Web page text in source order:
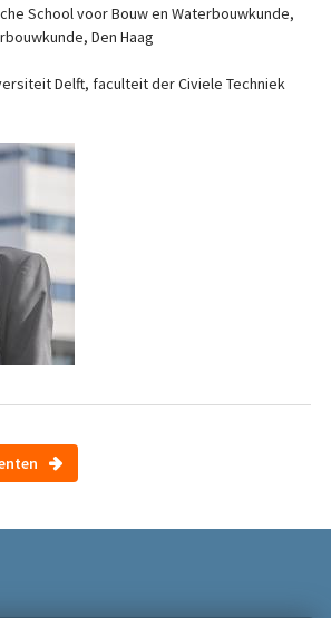
School voor Bouw en Waterbouwkunde,
Den Haag
Delft, faculteit der Civiele Techniek